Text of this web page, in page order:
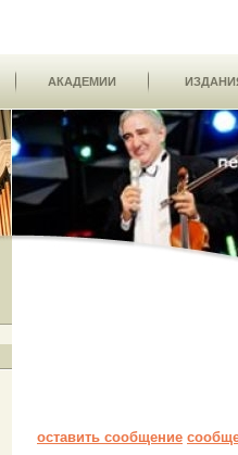
АКАДЕМИИ
оставить сообщение